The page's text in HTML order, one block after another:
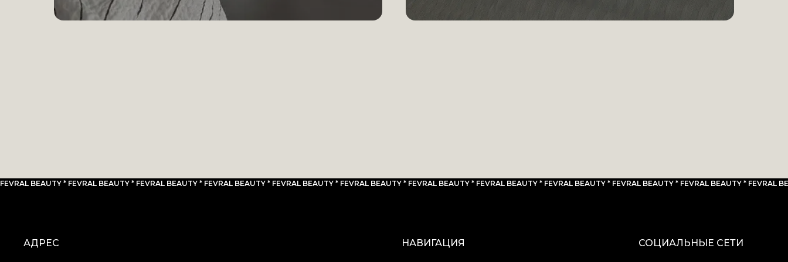
АДРЕС НАВИГАЦИЯ СОЦИАЛЬНЫЕ СЕТИ
FEVRAL BEAUTY * FEVRAL BEAUTY * FEVRAL BEAUTY * FEVRAL BEAUTY * FEVRAL BEAUTY * FEVRAL BEAUTY * FEVRAL BEAUTY * FEVRAL BEAUTY * FEVRAL BEAUTY * FEVRAL BEAUTY * FEVRAL BEAUTY *